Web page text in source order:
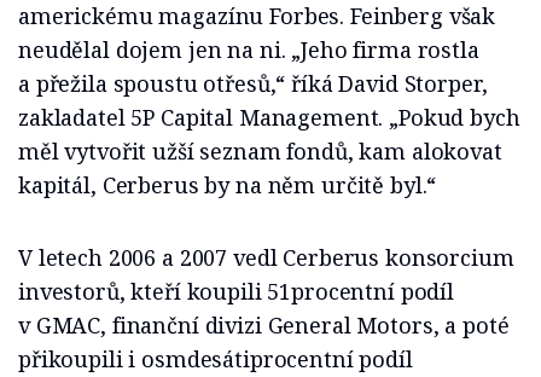
americkému magazínu Forbes. Feinberg však
neudělal dojem jen na ni. „Jeho firma rostla
a přežila spoustu otřesů,“ říká David Storper,
zakladatel 5P Capital Management. „Pokud bych
měl vytvořit užší seznam fondů, kam alokovat
kapitál, Cerberus by na něm určitě byl.“
V letech 2006 a 2007 vedl Cerberus konsorcium
investorů, kteří koupili 51procentní podíl
v GMAC, finanční divizi General Motors, a poté
přikoupili i osmdesátiprocentní podíl